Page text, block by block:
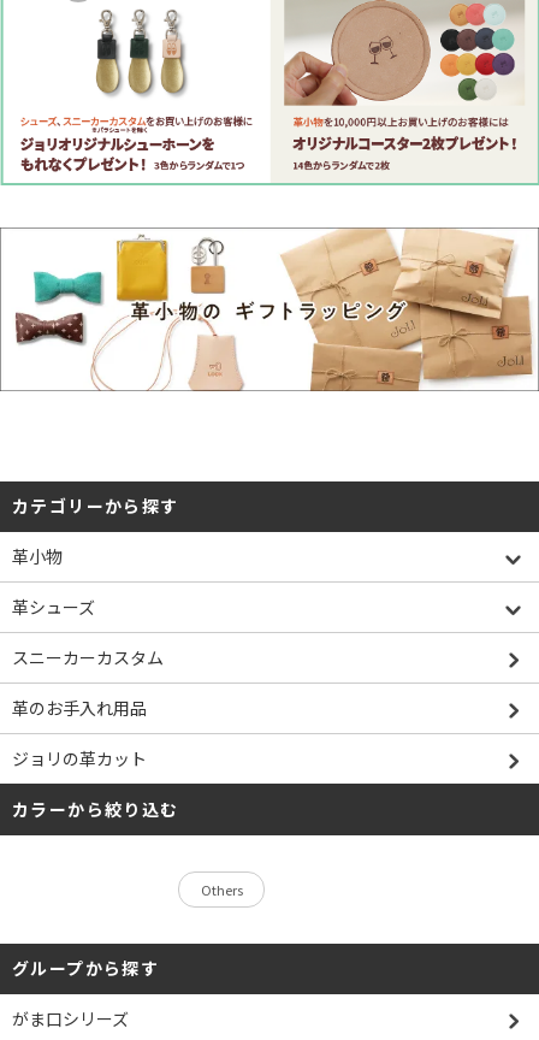
カテゴリーから探す
革小物
革シューズ
スニーカーカスタム
革のお手入れ用品
ジョリの革カット
カラーから絞り込む
Others
グループから探す
がま口シリーズ